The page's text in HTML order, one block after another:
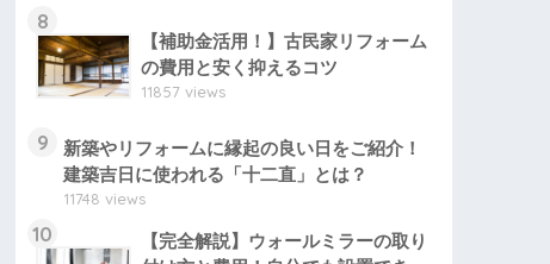
8
【補助金活用！】古民家リフォーム
の費用と安く抑えるコツ
11857 views
9
新築やリフォームに縁起の良い日をご紹介！
建築吉日に使われる「十二直」とは？
11748 views
10
【完全解説】ウォールミラーの取り